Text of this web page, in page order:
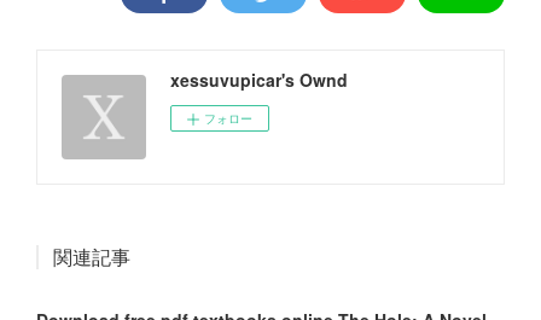
xessuvupicar's Ownd
フォロー
関連記事